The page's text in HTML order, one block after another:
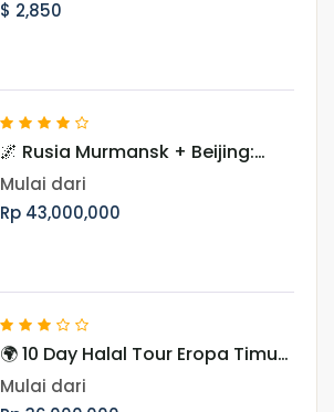
$ 2,850
🌌 Rusia Murmansk + Beijing:
Hunting Aurora 10 Hari Periode
November
Mulai dari
Rp 43,000,000
🌍 10 Day Halal Tour Eropa Timur
Periode Oktober & November
Mulai dari